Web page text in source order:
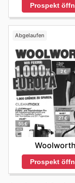
Prospekt
Abgelaufen
Woolworth
Prospekt